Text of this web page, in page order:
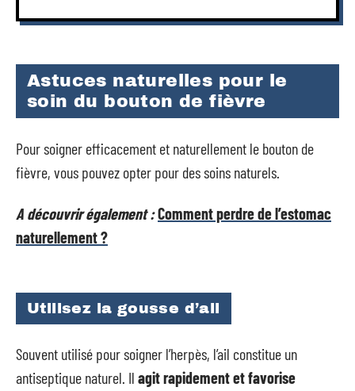
Astuces naturelles pour le
soin du bouton de fièvre
Pour soigner efficacement et naturellement le bouton de
fièvre, vous pouvez opter pour des soins naturels.
A découvrir également :Comment perdre de l’estomac
naturellement ?
Utilisez la gousse d’ail
Souvent utilisé pour soigner l’herpès, l’ail constitue un
antiseptique naturel. Il agit rapidement et favorise